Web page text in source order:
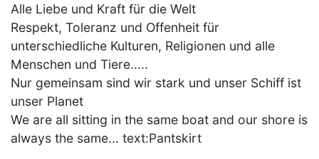
Alle Liebe und Kraft für die Welt
Respekt, Toleranz und Offenheit für
unterschiedliche Kulturen, Religionen und alle
Menschen und Tiere.....
Nur gemeinsam sind wir stark und unser Schiff ist
unser Planet
We are all sitting in the same boat and our shore is
always the same... text:Pantskirt